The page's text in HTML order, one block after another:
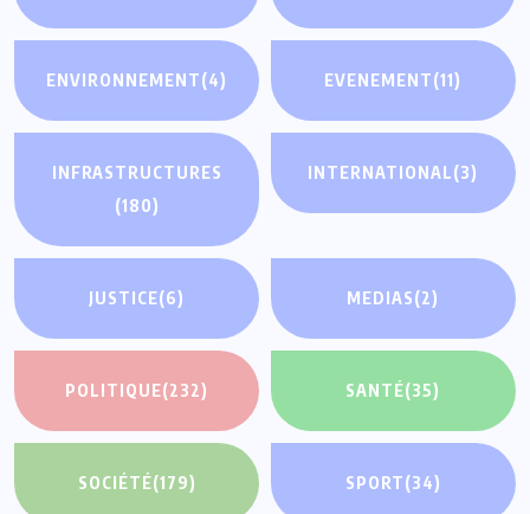
ENVIRONNEMENT(4) EVENEMENT(11)
INFRASTRUCTURES
(180)
INTERNATIONAL(3)
JUSTICE(6) MEDIAS(2)
POLITIQUE(232) SANTÉ(35)
SOCIÉTÉ(179) SPORT(34)